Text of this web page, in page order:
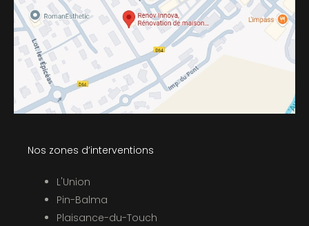
Nos zones d’interventions
L'Union
Pin-Balma
Plaisance-du-Touch